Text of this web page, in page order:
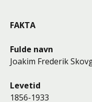
FAKTA
Fulde navn
Joakim Frederik
Levetid
1856-1933